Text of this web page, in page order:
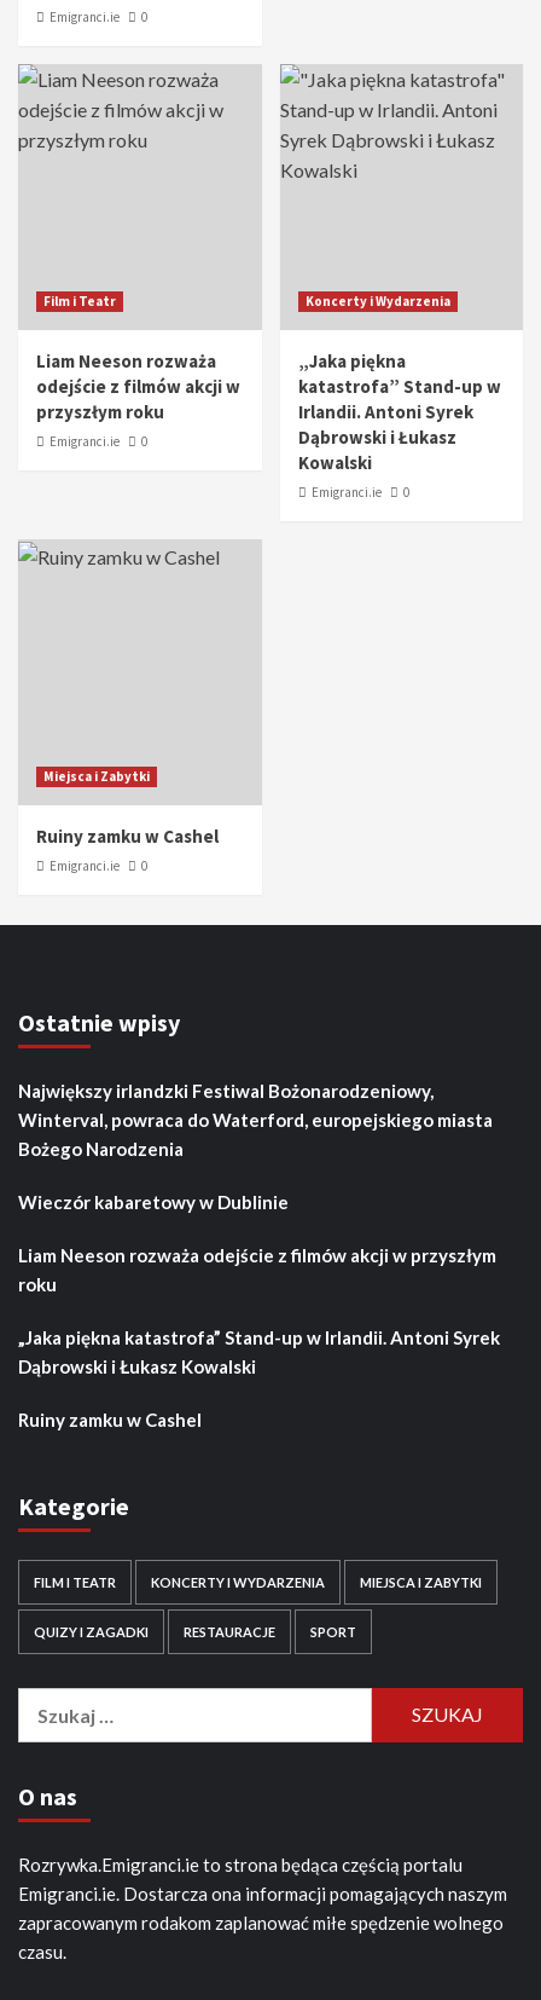
Emigranci.ie 0
Film i Teatr
Liam Neeson rozważa
odejście z filmów akcji w
przyszłym roku
Emigranci.ie 0
Koncerty i Wydarzenia
„Jaka piękna
katastrofa” Stand-up w
Irlandii. Antoni Syrek
Dąbrowski i Łukasz
Kowalski
Emigranci.ie 0
Miejsca i Zabytki
Ruiny zamku w Cashel
Emigranci.ie 0
Ostatnie wpisy
Największy irlandzki Festiwal Bożonarodzeniowy,
Winterval, powraca do Waterford, europejskiego miasta
Bożego Narodzenia
Wieczór kabaretowy w Dublinie
Liam Neeson rozważa odejście z filmów akcji w przyszłym
roku
„Jaka piękna katastrofa” Stand-up w Irlandii. Antoni Syrek
Dąbrowski i Łukasz Kowalski
Ruiny zamku w Cashel
Kategorie
FILM I TEATR KONCERTY I WYDARZENIA MIEJSCA I ZABYTKI
QUIZY I ZAGADKI RESTAURACJE SPORT
O nas
Rozrywka.Emigranci.ie to strona będąca częścią portalu
Emigranci.ie. Dostarcza ona informacji pomagających naszym
zapracowanym rodakom zaplanować miłe spędzenie wolnego
czasu.